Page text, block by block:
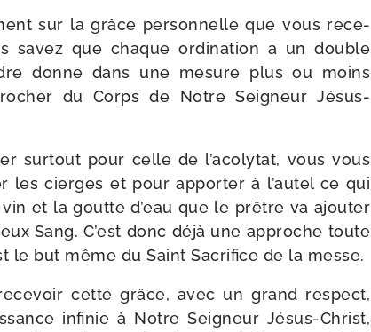
sur la grâce per­son­nelle que vous rece­
savez que chaque ordi­na­tion a un double
donne dans une mesure plus ou moins
du Corps de Notre Seigneur Jésus-
sur­tout pour celle de l’acolytat, vous vous
les cierges et pour appor­ter à l’autel ce qui
et la goutte d’eau que le prêtre va ajou­ter
Sang. C’est donc déjà une approche toute
le but même du Saint Sacrifice de la messe.
cette grâce, avec un grand res­pect,
infi­nie à Notre Seigneur Jésus-​Christ,